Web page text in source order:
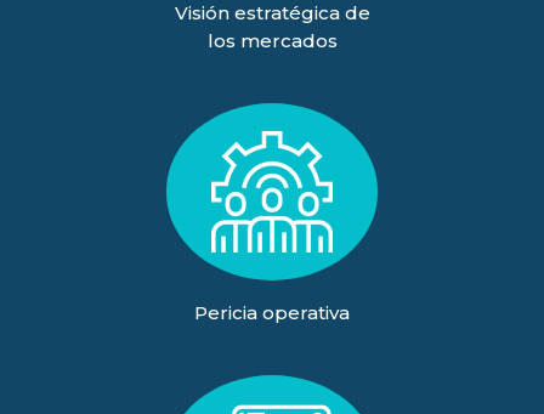
Visión estratégica de
los mercados
Pericia operativa